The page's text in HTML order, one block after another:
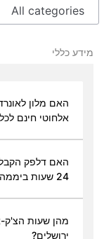
מידע כללי
האם מלון
אלחוטי חינם
האם דלפק
24 שעות ביממה?
מהן שעות הצ'ק-
ירושלים?